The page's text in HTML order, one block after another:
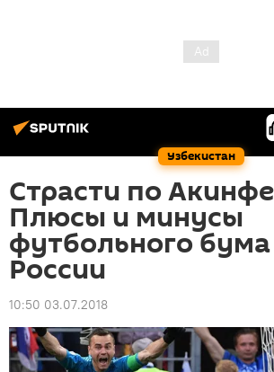
Узбекистан
Страсти по
Плюсы и минусы
футбольного бума
России
10:50 03.07.2018